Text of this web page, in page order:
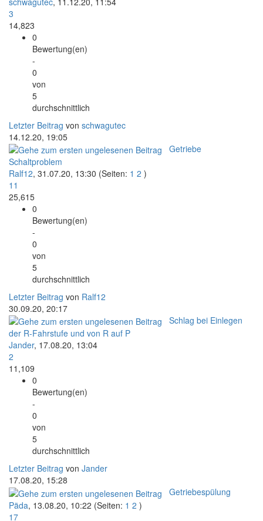
3
14,823
0
Bewertung(en)
-
0
von
5
durchschnittlich
Letzter Beitrag von schwagutec
14.12.20, 19:05
Getriebe
Schaltproblem
Ralf12, 31.07.20, 13:30 (Seiten: 1 2 )
11
25,615
0
Bewertung(en)
-
0
von
5
durchschnittlich
Letzter Beitrag von Ralf12
30.09.20, 20:17
Schlag bei Einlegen
der R-Fahrstufe und von R auf P
Jander, 17.08.20, 13:04
2
11,109
0
Bewertung(en)
-
0
von
5
durchschnittlich
Letzter Beitrag von Jander
17.08.20, 15:28
Getriebespülung
Päda, 13.08.20, 10:22 (Seiten: 1 2 )
17